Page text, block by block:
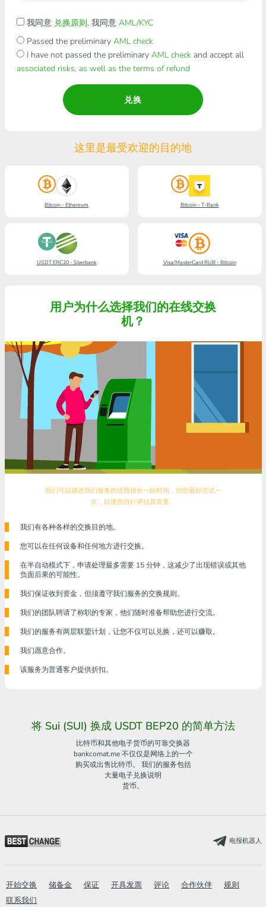
我同意 兑换原则. 我同意 AML/KYC
Passed the preliminary AML check
I have not passed the preliminary AML checkand accept all
associated risks, as well as the terms of refund
兑换
这里是最受欢迎的目的地
Bitcoin - Ethereum Bitcoin - T-Bank
USDT ERC20 - Sberbank Visa/MasterCard RUB - Bitcoin
用户为什么选择我们的在线交换
机？
我们可以描述我们服务的优势很长一段时间，但您最好尝试一
次，以便您自行评估其质量。
我们有各种各样的交换目的地。
您可以在任何设备和任何地方进行交换。
在半自动模式下，申请处理最多需要 15 分钟，这减少了出现错误或其他
负面后果的可能性。
我们保证收到资金，但须遵守我们服务的交换规则。
我们的团队聘请了称职的专家，他们随时准备帮助您进行交流。
我们的服务有两层联盟计划，让您不仅可以兑换，还可以赚取。
我们愿意合作。
该服务为普通客户提供折扣。
将 Sui (SUI) 换成 USDT BEP20 的简单方法
比特币和其他电子货币的可靠交换器
bankcomat.me 不仅仅是网络上的一个
购买或出售比特币。 我们的服务包括
大量电子兑换说明
货币。
电报机器人
开始交换 储备金 保证 开具发票 评论 合作伙伴
规则
联系我们